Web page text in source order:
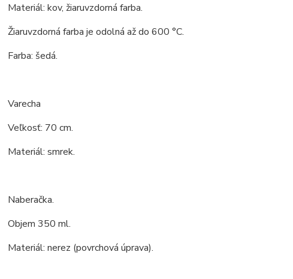
Materiál: kov, žiaruvzdorná farba.
Žiaruvzdorná farba je odolná až do 600 °C.
Farba: šedá.
Varecha
Veľkosť: 70 cm.
Materiál: smrek.
Naberačka.
Objem 350 ml.
Materiál: nerez (povrchová úprava).